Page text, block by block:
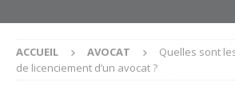
ACCUEIL AVOCAT
Quelles sont
de licenciement d’un avocat ?